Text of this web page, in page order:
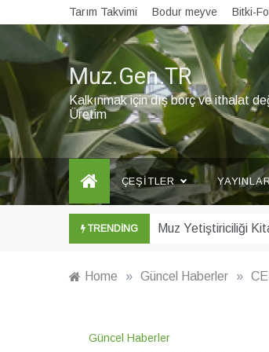
to
Tarım Takvimi Bodur meyve Bitki-
Muz.Gen.TR
Kalkınmak için dış borç ve ithalat
Üretim
ÇEŞITLER
TRENDING Şubat ayı Muz
Home » Güncel Haberler »
Güncel Haberler